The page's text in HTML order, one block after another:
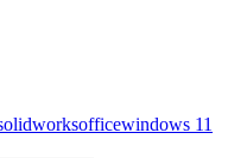
officewindows 11